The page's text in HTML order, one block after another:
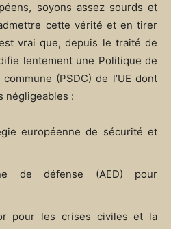
soyons assez sourds et
cette vérité et en tirer
vrai que, depuis le traité de
lentement une Politique de
(PSDC) de l’UE dont
négligeables :
européenne de sécurité et
de défense (AED) pour
pour les crises civiles et la